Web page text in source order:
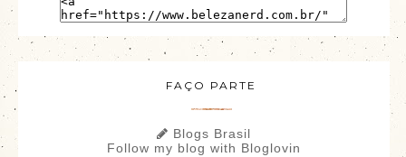
FAÇO PARTE
Blogs Brasil
Follow my blog with Bloglovin